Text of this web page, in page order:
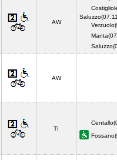
AW
AW
TI